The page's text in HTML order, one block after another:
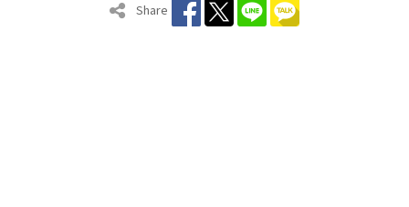
Share